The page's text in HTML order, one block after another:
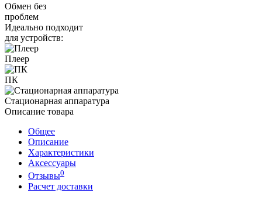
Обмен без
проблем
Идеально подходит
для устройств:
Плеер
ПК
Стационарная аппаратура
Описание товара
Общее
Описание
Характеристики
Аксессуары
Отзывы0
Расчет доставки